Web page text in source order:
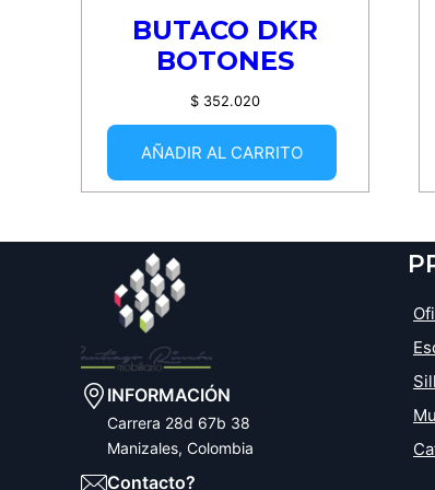
BUTACO DKR
BOTONES
$352.020
AÑADIR AL CARRITO
INFORMACIÓN
Carrera 28d 67b 38
Manizales, Colombia
Contacto?